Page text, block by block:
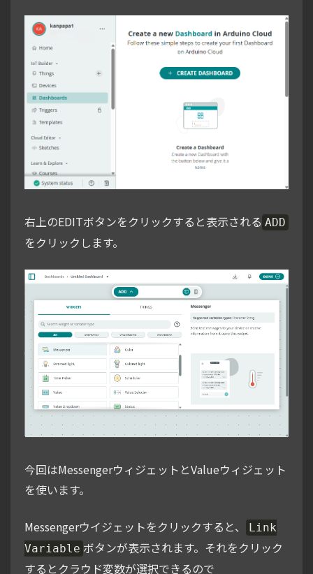
右上のEDITボタンをクリックすると表示される ADD
をクリックします。
今回はMessengerウィジェットとValueウィジェット
を使います。
Messengerウイジェットをクリックすると、
Link
Variable ボタンが表示されます。それをクリック
するとクラウド変数が選択できるので